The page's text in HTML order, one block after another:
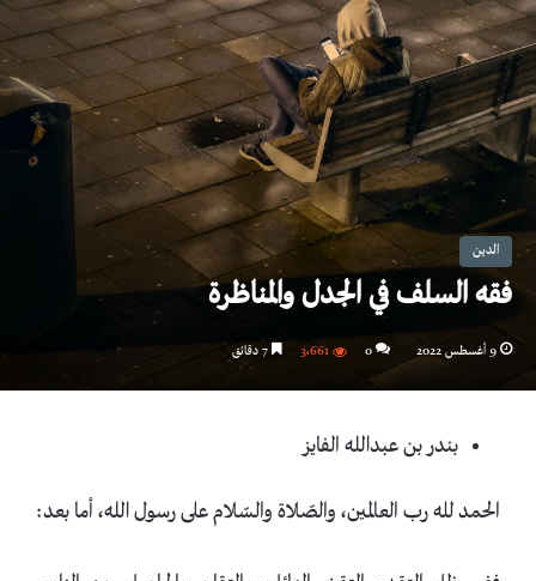
الدين
فقه السلف في الجدل والمناظرة
9 أغسطس 2022 0 3٬661
بندر بن عبدالله الفايز
الحمد لله رب العالمين، والصّلاة والسّلام على رسول الله، أما بعد: